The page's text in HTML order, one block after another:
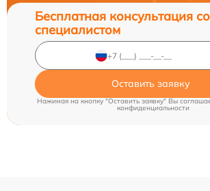
Бесплатная консультация со
специалистом
Оставить заявку
Нажимая на кнопку "Оставить заявку" Вы
конфиденциальности